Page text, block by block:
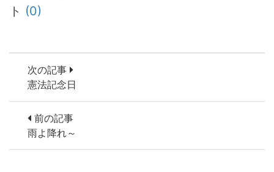
ト (0)
次の記事
憲法記念日
前の記事
雨よ降れ～